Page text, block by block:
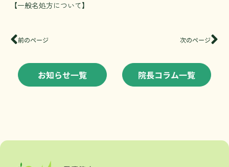
【一般名処方について】
Prev
前のページ 次のページ
お知らせ一覧 院長コラム一覧